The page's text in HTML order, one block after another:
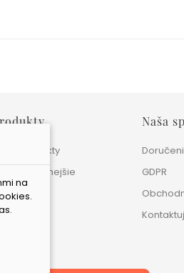
produkty
Naša
GDPR
na